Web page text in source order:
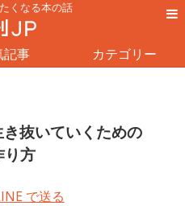
くなる本の話
記事 カテゴリー
抜いていくための
り方